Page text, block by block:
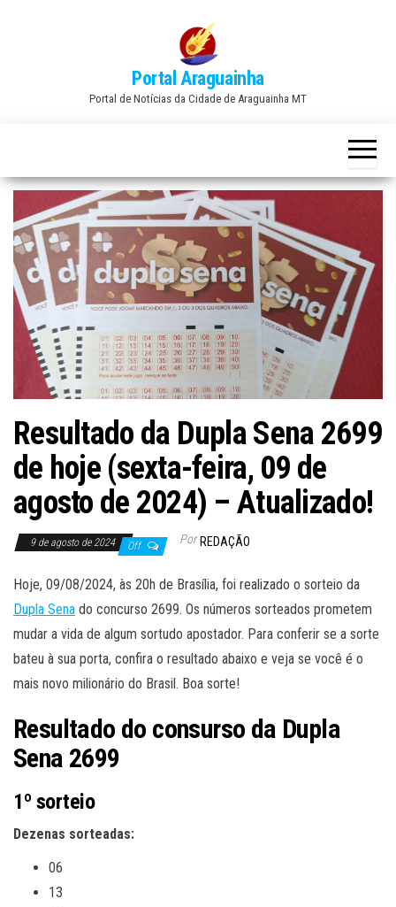
Portal Araguainha
Portal de Notícias da Cidade de Araguainha MT
Resultado da Dupla Sena 2699
de hoje (sexta-feira, 09 de
agosto de 2024) – Atualizado!
9 de agosto de 2024 Off Por REDAÇÃO
Hoje, 09/08/2024, às 20h de Brasília, foi realizado o sorteio da
Dupla Sena do concurso 2699. Os números sorteados prometem
mudar a vida de algum sortudo apostador. Para conferir se a sorte
bateu à sua porta, confira o resultado abaixo e veja se você é o
mais novo milionário do Brasil. Boa sorte!
Resultado do consurso da Dupla
Sena 2699
1º sorteio
Dezenas sorteadas:
06
13